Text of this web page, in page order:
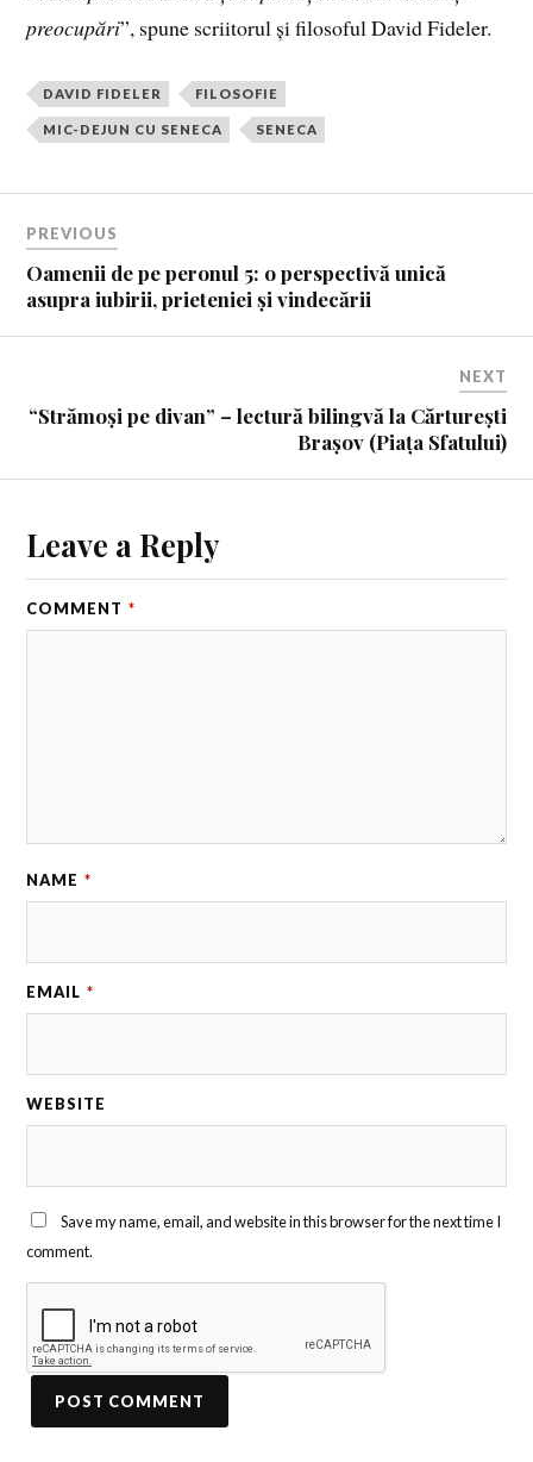
preocupări”, spune scriitorul și filosoful David Fideler.
DAVID FIDELER FILOSOFIE
MIC-DEJUN CU SENECA SENECA
PREVIOUS
Oamenii de pe peronul 5: o perspectivă unică
asupra iubirii, prieteniei și vindecării
NEXT
“Strămoși pe divan” – lectură bilingvă la Cărturești
Brașov (Piața Sfatului)
Leave a Reply
COMMENT *
NAME *
EMAIL *
WEBSITE
Save my name, email, and website in this browser for the next time I
comment.